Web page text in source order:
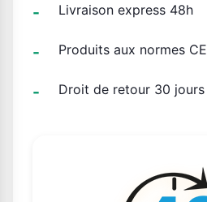
Livraison express 48h
Produits aux normes CE
Droit de retour 30 jours